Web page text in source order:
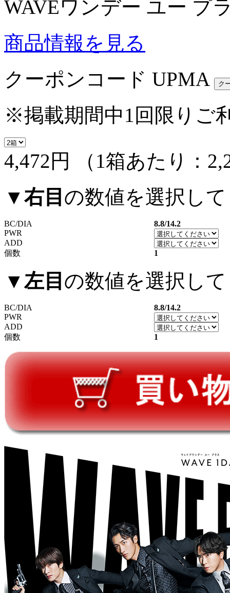
WAVEワンデー ユー プ
商品情報を見る
クーポンコード UPMA
※掲載期間中1回限りご
4,472円 （1箱あたり：
▼右目 の数値を選択し
BC/DIA
8.8/14.2
PWR
ADD
個数
1
▼ 左目 の数値を選択し
BC/DIA
8.8/14.2
PWR
ADD
個数
1